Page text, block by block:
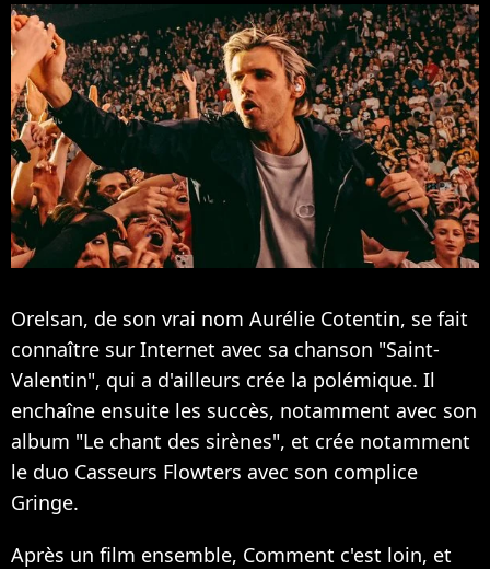
Orelsan, de son vrai nom Aurélie Cotentin, se fait
connaître sur Internet avec sa chanson "Saint-
Valentin", qui a d'ailleurs crée la polémique. Il
enchaîne ensuite les succès, notamment avec son
album "Le chant des sirènes", et crée notamment
le duo Casseurs Flowters avec son complice
Gringe.
Après un film ensemble, Comment c'est loin, et